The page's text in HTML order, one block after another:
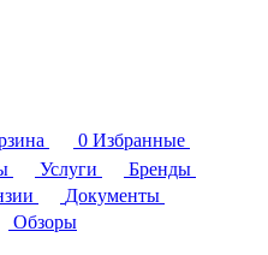
0 Избранные
Услуги
Бренды
Документы
Обзоры